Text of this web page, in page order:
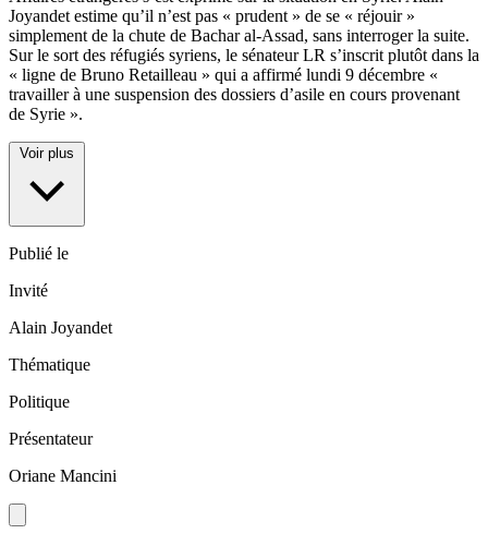
Joyandet estime qu’il n’est pas « prudent » de se « réjouir »
simplement de la chute de Bachar al-Assad, sans interroger la suite.
Sur le sort des réfugiés syriens, le sénateur LR s’inscrit plutôt dans la
« ligne de Bruno Retailleau » qui a affirmé lundi 9 décembre «
travailler à une suspension des dossiers d’asile en cours provenant
de Syrie ».
Voir plus
Publié le
Invité
Alain Joyandet
Thématique
Politique
Présentateur
Oriane Mancini